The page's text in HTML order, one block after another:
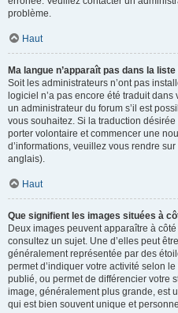
problème.
Haut
Ma langue n’apparaît pas dans la liste
Soit les administrateurs n’ont pas
logiciel n’a pas encore été traduit
un administrateur du forum s’il est
vous souhaitez. Si la traduction
porter volontaire et commencer une
d’informations, veuillez vous rendre sur
anglais).
Haut
Que signifient les images situées à
Deux images peuvent apparaître à
consultez un sujet. Une d’elles peut
généralement représentée par des
permet d’indiquer votre activité selon
publié, ou permet de différencier votre
image, généralement plus grande, est
qui est bien souvent unique et